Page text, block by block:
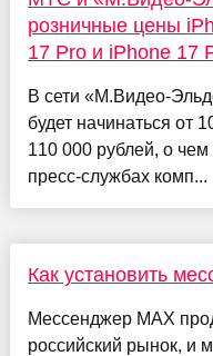
розничные цены
17 Pro и iPhone 17
В сети «М.Видео-
будет начинаться от
110 000 рублей, о
пресс-службах комп...
Как установить
Мессенджер MAX
российский рынок, и